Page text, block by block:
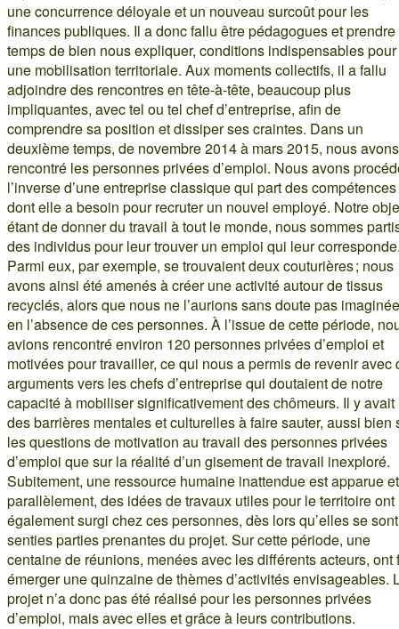
une concurrence déloyale et un nouveau surcoût pour les
finances publiques. Il a donc fallu être pédagogues et
temps de bien nous expliquer, conditions indispensables pour
une mobilisation territoriale. Aux moments collectifs, il a fallu
adjoindre des rencontres en tête-à-tête, beaucoup plus
impliquantes, avec tel ou tel chef d’entreprise, afin de
comprendre sa position et dissiper ses craintes. Dans un
deuxième temps, de novembre 2014 à mars 2015, nous avons
rencontré les personnes privées d’emploi. Nous avons
l’inverse d’une entreprise classique qui part des compétences
dont elle a besoin pour recruter un nouvel employé. Notre
étant de donner du travail à tout le monde, nous sommes
des individus pour leur trouver un emploi qui leur
Parmi eux, par exemple, se trouvaient deux couturières ; nous
avons ainsi été amenés à créer une activité autour de tissus
recyclés, alors que nous ne l’aurions sans doute pas imaginée
en l’absence de ces personnes. À l’issue de cette période,
avions rencontré environ 120 personnes privées d’emploi et
motivées pour travailler, ce qui nous a permis de revenir avec
arguments vers les chefs d’entreprise qui doutaient de notre
capacité à mobiliser significativement des chômeurs. Il y avait
des barrières mentales et culturelles à faire sauter, aussi bien
les questions de motivation au travail des personnes privées
d’emploi que sur la réalité d’un gisement de travail inexploré.
Subitement, une ressource humaine inattendue est apparue
parallèlement, des idées de travaux utiles pour le territoire ont
également surgi chez ces personnes, dès lors qu’elles se sont
senties parties prenantes du projet. Sur cette période, une
centaine de réunions, menées avec les différents acteurs, ont
émerger une quinzaine de thèmes d’activités envisageables.
projet n’a donc pas été réalisé pour les personnes privées
d’emploi, mais avec elles et grâce à leurs contributions.